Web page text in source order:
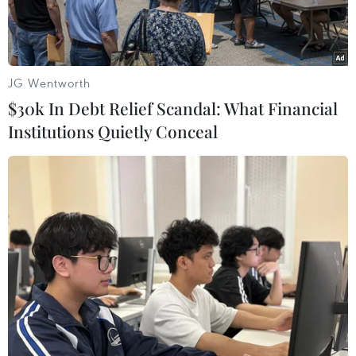
Chính phủ Phần Lan thông báo nhiều trang web
của chính phủ và một số bộ của nước này đã bị
tin tặc tấn công trong ngày 8/4. Vụ tấn công xảy
ra trùng thời điểm Tổng thống Ukraine
Volodymyr Zelensky có bài phát biểu trực tuyến
JG Wentworth
$30k In Debt Relief Scandal: What Financial
Institutions Quietly Conceal